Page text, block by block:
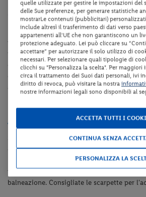
Camere
La struttura ospita 268 camere, tutte
raffinato, dotate di servizi privati,
telefono, TV satellitare, minibar (a
caffè, cassetta di sicurezza, balcone o
occupazione camere Standard:2 adulti + 2
anni oppure 3 adulti. Sistemazione per 4
bambino fino a 11,99 anni non possibile!
Spiaggia
Si trova su un'ampia e bella spiaggia di
ombrelloni, lettini e teli mare gratuiti.Un
l'accesso al mare oltre la barriera corallina.
presenti alcune piscine naturali che
balneazione. Consigliate le scarpette per
quelle utilizzate per gestire le impostazioni del
delle Sue preferenze, per generare statistiche
mostrarLe contenuti (pubblicitari)
include altresì il trasferimento di dati verso
appartenenti all'UE che non garantiscono un
protezione adeguato. Lei può cliccare su
accettare” per autorizzare il solo utilizzo di
necessari. Per selezionare quali tipologie di
clicchi su "Personalizza la scelta". Per maggiori
circa il trattamento dei Suoi dati personali, ivi
diritto di revoca, può visitare la nostra
nostre informazioni legali sono disponibili al
ACCETTA TUTTI I
CONTINUA SENZA
PERSONALIZZA LA